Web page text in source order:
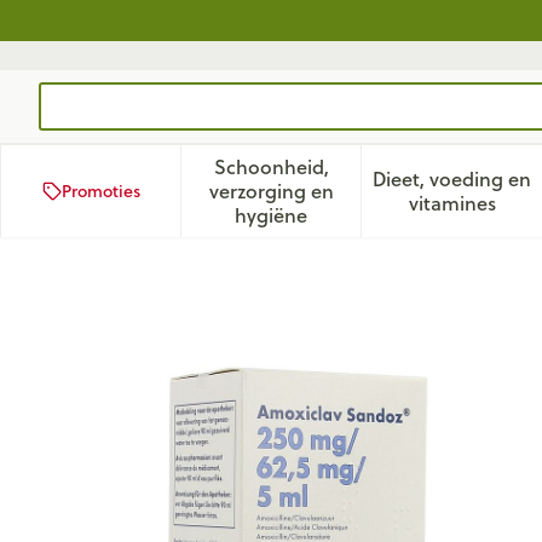
Promoties
Schoonheid,
verzorging en
hygiëneToon submenu voor
Dieet, voeding en
vitamines
Toon
Amoxiclav Sandoz 250mg/